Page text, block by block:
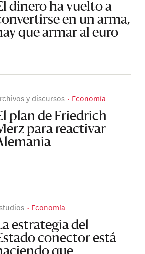
dinero ha vuelto a
en un arma,
que armar al euro
y discursos Economía
plan de Friedrich
para reactivar
Economía
estrategia del
conector está